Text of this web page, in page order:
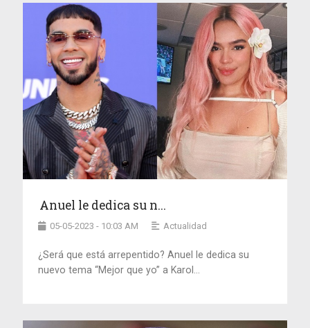
Anuel le dedica su n...
05-05-2023 - 10:03 AM Actualidad
¿Será que está arrepentido? Anuel le dedica su
nuevo tema “Mejor que yo” a Karol...